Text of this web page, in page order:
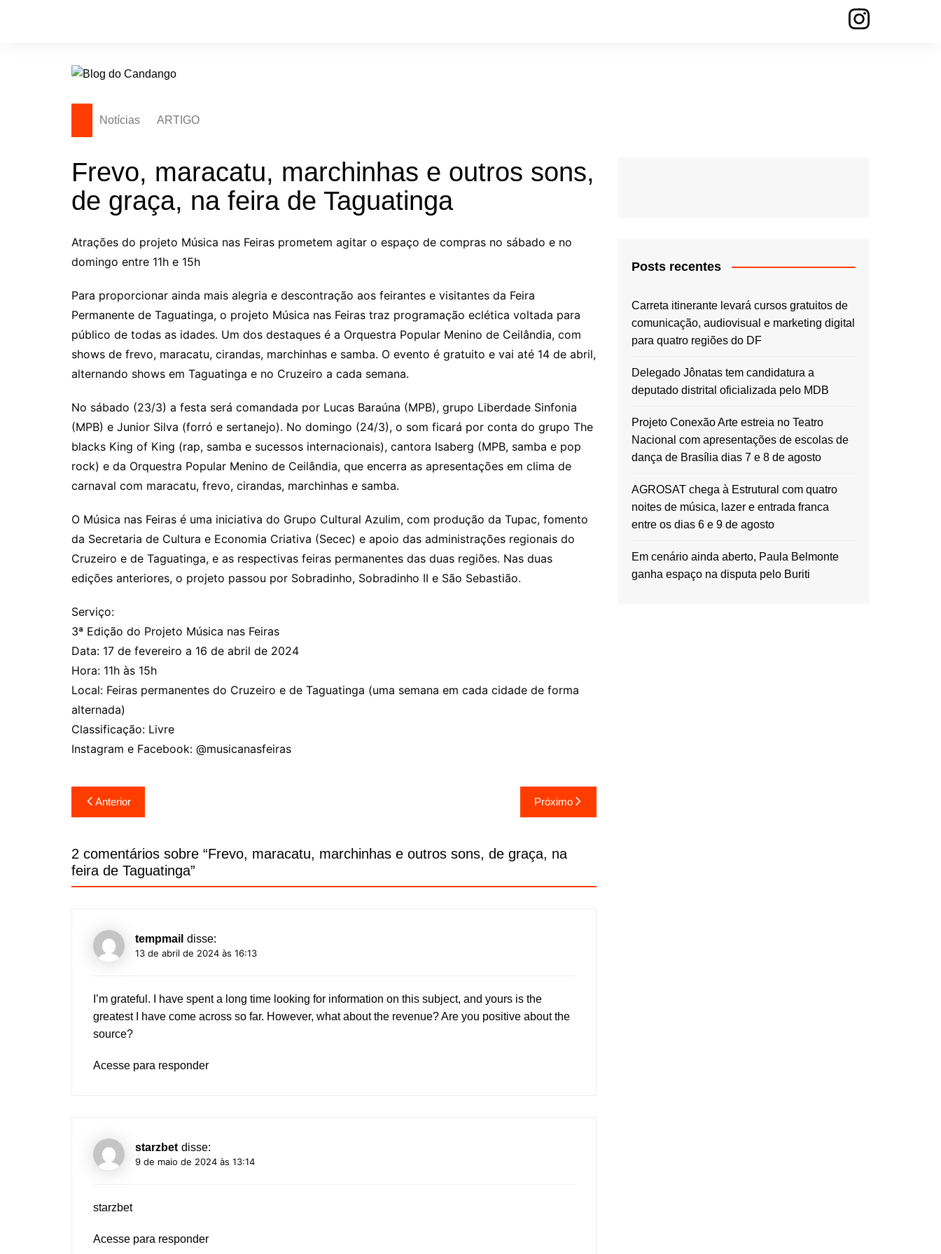
Notícias ARTIGO
Frevo, maracatu, marchinhas e outros sons,
de graça, na feira de Taguatinga
Atrações do projeto Música nas Feiras prometem agitar o espaço de compras no sábado e no
domingo entre 11h e 15h
Para proporcionar ainda mais alegria e descontração aos feirantes e visitantes da Feira
Permanente de Taguatinga, o projeto Música nas Feiras traz programação eclética voltada para
público de todas as idades. Um dos destaques é a Orquestra Popular Menino de Ceilândia, com
shows de frevo, maracatu, cirandas, marchinhas e samba. O evento é gratuito e vai até 14 de abril,
alternando shows em Taguatinga e no Cruzeiro a cada semana.
No sábado (23/3) a festa será comandada por Lucas Baraúna (MPB), grupo Liberdade Sinfonia
(MPB) e Junior Silva (forró e sertanejo). No domingo (24/3), o som ficará por conta do grupo The
blacks King of King (rap, samba e sucessos internacionais), cantora Isaberg (MPB, samba e pop
rock) e da Orquestra Popular Menino de Ceilândia, que encerra as apresentações em clima de
carnaval com maracatu, frevo, cirandas, marchinhas e samba.
O Música nas Feiras é uma iniciativa do Grupo Cultural Azulim, com produção da Tupac, fomento
da Secretaria de Cultura e Economia Criativa (Secec) e apoio das administrações regionais do
Cruzeiro e de Taguatinga, e as respectivas feiras permanentes das duas regiões. Nas duas
edições anteriores, o projeto passou por Sobradinho, Sobradinho II e São Sebastião.
Serviço:
3ª Edição do Projeto Música nas Feiras
Data: 17 de fevereiro a 16 de abril de 2024
Hora: 11h às 15h
Local: Feiras permanentes do Cruzeiro e de Taguatinga (uma semana em cada cidade de forma
alternada)
Classificação: Livre
Instagram e Facebook: @musicanasfeiras
Navegação
de
Post
Anterior Próximo
2 comentários sobre “Frevo, maracatu, marchinhas e outros sons, de graça, na
feira de Taguatinga”
tempmail disse:
13 de abril de 2024 às 16:13
I’m grateful. I have spent a long time looking for information on this subject, and yours is the
greatest I have come across so far. However, what about the revenue? Are you positive about the
source?
Acesse para responder
starzbet disse:
9 de maio de 2024 às 13:14
starzbet
Acesse para responder
Posts recentes
Carreta itinerante levará cursos gratuitos de
comunicação, audiovisual e marketing digital
para quatro regiões do DF
Delegado Jônatas tem candidatura a
deputado distrital oficializada pelo MDB
Projeto Conexão Arte estreia no Teatro
Nacional com apresentações de escolas de
dança de Brasília dias 7 e 8 de agosto
AGROSAT chega à Estrutural com quatro
noites de música, lazer e entrada franca
entre os dias 6 e 9 de agosto
Em cenário ainda aberto, Paula Belmonte
ganha espaço na disputa pelo Buriti